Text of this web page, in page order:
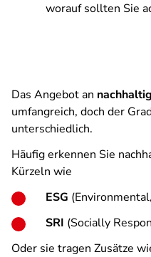
worauf sollten Sie
Das Angebot an
umfangreich, doch der
unterschiedlich.
Häufig erkennen Sie
Kürzeln wie
ESG
SRI (Socially
Oder sie tragen Zusätze